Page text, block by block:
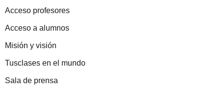
Acceso profesores
Acceso a alumnos
Misión y visión
Tusclases en el mundo
Sala de prensa